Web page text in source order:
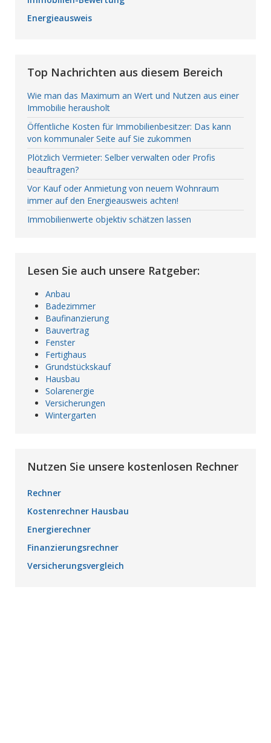
Energieausweis
Top Nachrichten aus diesem Bereich
Wie man das Maximum an Wert und Nutzen aus einer
Immobilie herausholt
Öffentliche Kosten für Immobilienbesitzer: Das kann
von kommunaler Seite auf Sie zukommen
Plötzlich Vermieter: Selber verwalten oder Profis
beauftragen?
Vor Kauf oder Anmietung von neuem Wohnraum
immer auf den Energieausweis achten!
Immobilienwerte objektiv schätzen lassen
Lesen Sie auch unsere Ratgeber:
Anbau
Badezimmer
Baufinanzierung
Bauvertrag
Fenster
Fertighaus
Grundstückskauf
Hausbau
Solarenergie
Versicherungen
Wintergarten
Nutzen Sie unsere kostenlosen Rechner
Rechner
Kostenrechner Hausbau
Energierechner
Finanzierungsrechner
Versicherungsvergleich